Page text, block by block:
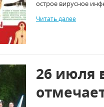
острое вирусное
Читать далее
26 июля